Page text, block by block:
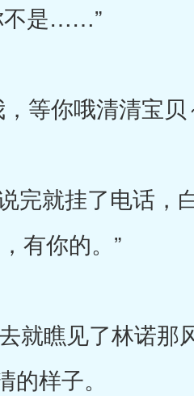
不是……”
等你哦清清宝贝
完就挂了电话，
有你的。”
就瞧见了林诺那
样子。